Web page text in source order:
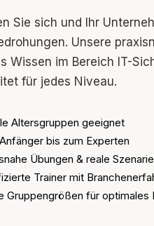
Sie sich und Ihr
Unsere
Wissen im Bereich IT-
für jedes Niveau.
Altersgruppen geeignet
bis zum Experten
Übungen & reale
Trainer mit
Gruppengrößen für optimales